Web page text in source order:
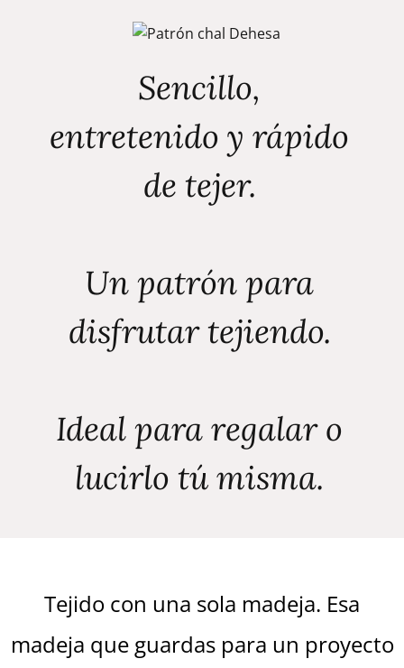
Sencillo,
entretenido y rápido
de tejer.
Un patrón para
disfrutar tejiendo.
Ideal para regalar o
lucirlo tú misma.
Tejido con una sola madeja. Esa
madeja que guardas para un proyecto